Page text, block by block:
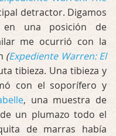
detractor. Digamos
una posición de
me ocurrió con la
(Expediente Warren: El
tibieza. Una tibieza y
con el soporífero y
, una muestra de
un plumazo todo el
de marras había